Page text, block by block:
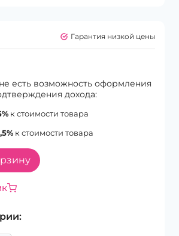
Гарантия низкой цены
есть возможность оформления
дохода:
к стоимости товара
к стоимости товара